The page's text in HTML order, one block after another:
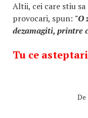
Altii, cei care stiu
provocari, spun: "O
dezamagiti, printre
Tu ce
De